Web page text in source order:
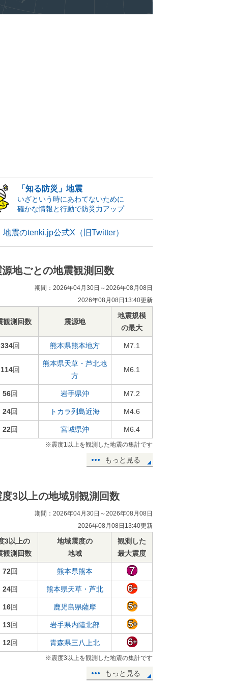
「知る防災」地震
いざという時にあわてないために
確かな情報と行動で防災力アップ
地震のtenki.jp公式X（旧Twitter）
源地ごとの地震観測回数
期間：2026年04月30日～2026年08月08日
2026年08月08日13:40更新
観測回数 震源地
地震規模
の最大
334回 熊本県熊本地方 M7.1
114回
熊本県天草・芦北地
方
M6.1
56回 岩手県沖 M7.2
24回 トカラ列島近海 M4.6
22回 宮城県沖 M6.4
※震度1以上を観測した地震の集計です
もっと見る
度3以上の地域別観測回数
期間：2026年04月30日～2026年08月08日
2026年08月08日13:40更新
3以上の
観測回数
地域震度の
地域
観測した
最大震度
72回 熊本県熊本
24回 熊本県天草・芦北
16回 鹿児島県薩摩
13回 岩手県内陸北部
12回 青森県三八上北
※震度3以上を観測した地震の集計です
もっと見る